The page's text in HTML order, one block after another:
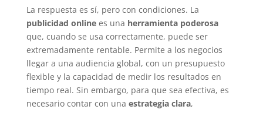
La respuesta es sí, pero con condiciones. La
publicidad onlinees una herramienta poderosa
que, cuando se usa correctamente, puede ser
extremadamente rentable. Permite a los negocios
llegar a una audiencia global, con un presupuesto
flexible y la capacidad de medir los resultados en
tiempo real. Sin embargo, para que sea efectiva, es
necesario contar con una estrategia clara,